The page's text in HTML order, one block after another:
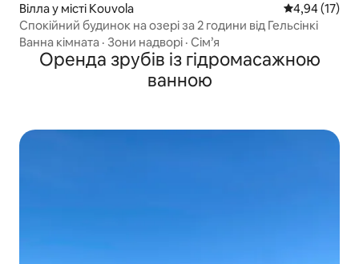
Вілла у місті Kouvola Середня
4,94 (17)
Спокійний будинок на озері за 2 години від Гельсінкі
Ванна кімната · Зони надворі · Сім’я
Оренда зрубів із гідромасажною
ванною